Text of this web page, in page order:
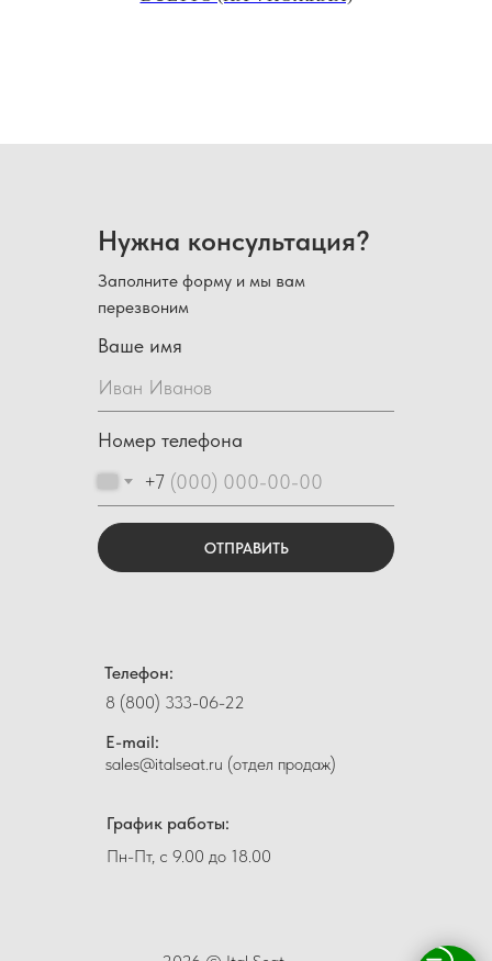
Ваше имя
Номер телефона
+7
ОТПРАВИТЬ
Нужна консультация?
Заполните форму и мы вам
перезвоним
Телефон:
8 (800) 333-06-22
График работы:
Пн-Пт, с 9.00 до 18.00
sales@italseat.ru (отдел продаж)
E-mail: